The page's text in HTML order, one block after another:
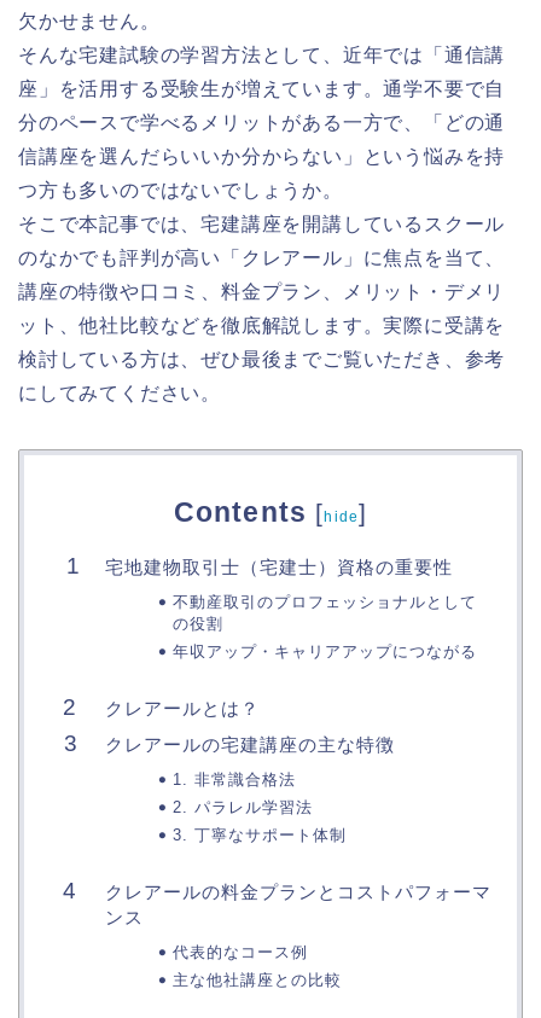
欠かせません。
そんな宅建試験の学習方法として、近年では「通信講
座」を活用する受験生が増えています。通学不要で自
分のペースで学べるメリットがある一方で、「どの通
信講座を選んだらいいか分からない」という悩みを持
つ方も多いのではないでしょうか。
そこで本記事では、宅建講座を開講しているスクール
のなかでも評判が高い「クレアール」に焦点を当て、
講座の特徴や口コミ、料金プラン、メリット・デメリ
ット、他社比較などを徹底解説します。実際に受講を
検討している方は、ぜひ最後までご覧いただき、参考
にしてみてください。
Contents [hide]
宅地建物取引士（宅建士）資格の重要性
不動産取引のプロフェッショナルとして
の役割
年収アップ・キャリアアップにつながる
クレアールとは？
クレアールの宅建講座の主な特徴
1. 非常識合格法
2. パラレル学習法
3. 丁寧なサポート体制
クレアールの料金プランとコストパフォーマ
ンス
代表的なコース例
主な他社講座との比較